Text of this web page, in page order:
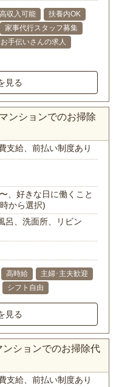
高収入可能
扶養内OK
家事代行スタッフ募集
お手伝いさんの求人
見る
ンションでのお掃除
支給、前払い制度あり
、好きな日に働くこと
から選択)
呂、洗面所、リビン
高時給
主婦･主夫歓迎
シフト自由
見る
ションでのお掃除代
支給、前払い制度あり